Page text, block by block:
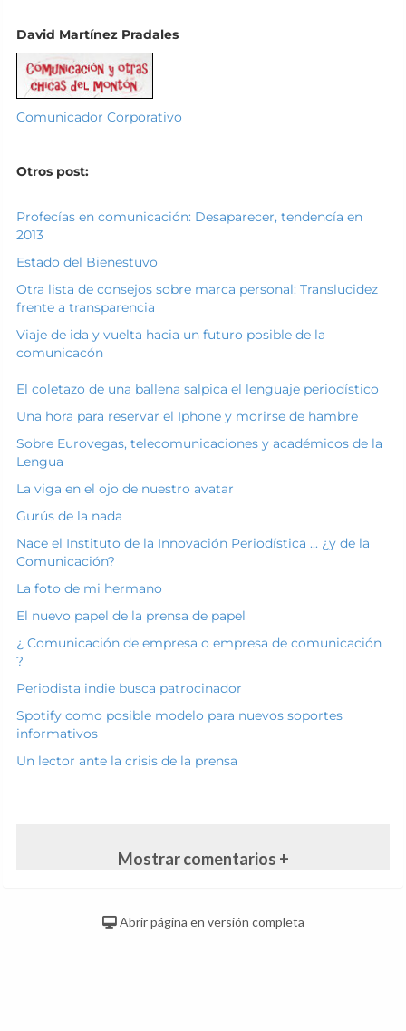
David Martínez Pradales
Comunicador Corporativo
Otros post:
Profecías en comunicación: Desaparecer, tendencía en
2013
Estado del Bienestuvo
Otra lista de consejos sobre marca personal: Translucidez
frente a transparencia
Viaje de ida y vuelta hacia un futuro posible de la
comunicacón
El coletazo de una ballena salpica el lenguaje periodístico
Una hora para reservar el Iphone y morirse de hambre
Sobre Eurovegas, telecomunicaciones y académicos de la
Lengua
La viga en el ojo de nuestro avatar
Gurús de la nada
Nace el Instituto de la Innovación Periodística ... ¿y de la
Comunicación?
La foto de mi hermano
El nuevo papel de la prensa de papel
¿ Comunicación de empresa o empresa de comunicación
?
Periodista indie busca patrocinador
Spotify como posible modelo para nuevos soportes
informativos
Un lector ante la crisis de la prensa
Mostrar comentarios +
Abrir página en versión completa